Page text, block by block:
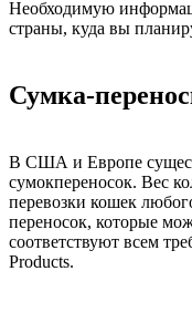
Необходимую
страны, куда вы
Сумка-
В США и Европе
сумокпереносок. Вес
перевозки кошек
переносок, которые
соответствуют всем
Products.